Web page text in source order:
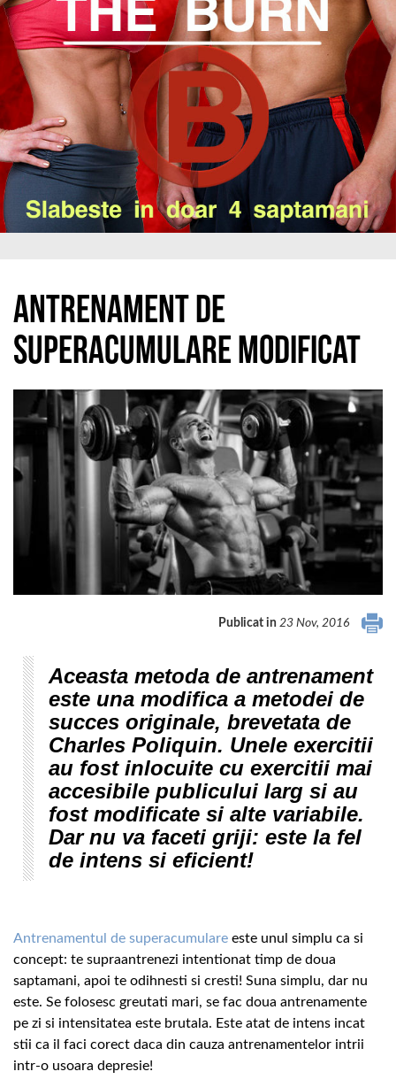
Antrenament de
superacumulare modificat
Publicat in 23 Nov, 2016
Aceasta metoda de antrenament
este una modifica a metodei de
succes originale, brevetata de
Charles Poliquin. Unele exercitii
au fost inlocuite cu exercitii mai
accesibile publicului larg si au
fost modificate si alte variabile.
Dar nu va faceti griji: este la fel
de intens si eficient!
Antrenamentul de superacumulare este unul simplu ca si
concept: te supraantrenezi intentionat timp de doua
saptamani, apoi te odihnesti si cresti! Suna simplu, dar nu
este. Se folosesc greutati mari, se fac doua antrenamente
pe zi si intensitatea este brutala. Este atat de intens incat
stii ca il faci corect daca din cauza antrenamentelor intrii
intr-o usoara depresie!